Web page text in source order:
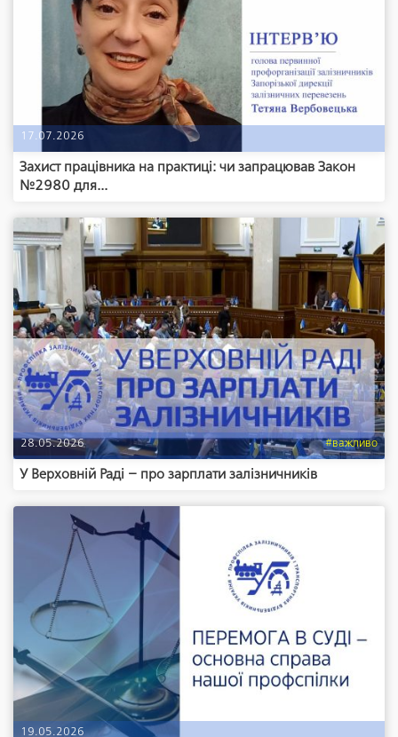
17.07.2026
Захист працівника на практиці: чи запрацював Закон
№2980 для...
28.05.2026 #важливо
У Верховній Раді – про зарплати залізничників
19.05.2026